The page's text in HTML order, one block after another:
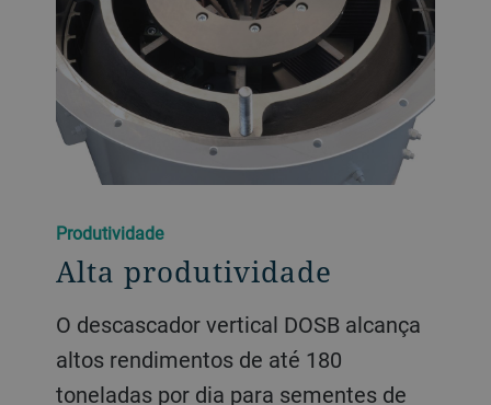
Produtividade
Alta produtividade
O descascador vertical DOSB alcança
altos rendimentos de até 180
toneladas por dia para sementes de